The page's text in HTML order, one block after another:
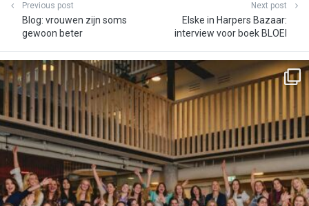
Previous post
Blog: vrouwen zijn soms
gewoon beter
Next post
Elske in Harpers Bazaar:
interview voor boek BLOEI